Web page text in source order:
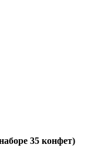
35 конфет)